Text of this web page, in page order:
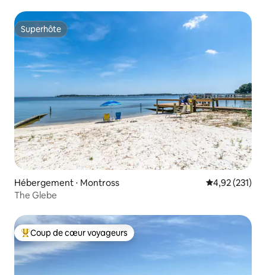
Superhôte
Superhôte
Hébergement ⋅ Montross Évaluation
4,92 (231)
The Glebe
Coups de cœur voyageurs les plus appréciés
Coup de cœur voyageurs